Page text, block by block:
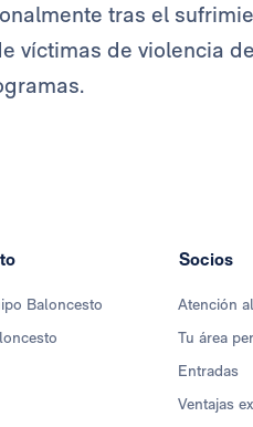
tras el
víctimas de violencia
Baloncesto
Socios
Atención
Tu área
Entradas
Ventajas